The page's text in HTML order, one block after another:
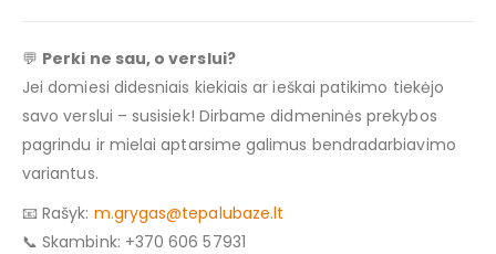
💬 Perki ne sau, o verslui?
Jei domiesi didesniais kiekiais ar ieškai patikimo tiekėjo
savo verslui – susisiek! Dirbame didmeninės prekybos
pagrindu ir mielai aptarsime galimus bendradarbiavimo
variantus.
📧 Rašyk: m.grygas@tepalubaze.lt
📞 Skambink: +370 606 57931